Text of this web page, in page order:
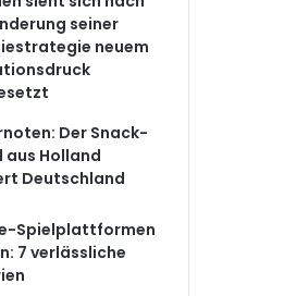
seiner
neuem
Der Snack-
aus Holland
Deutschland
Spielplattformen
7 verlässliche